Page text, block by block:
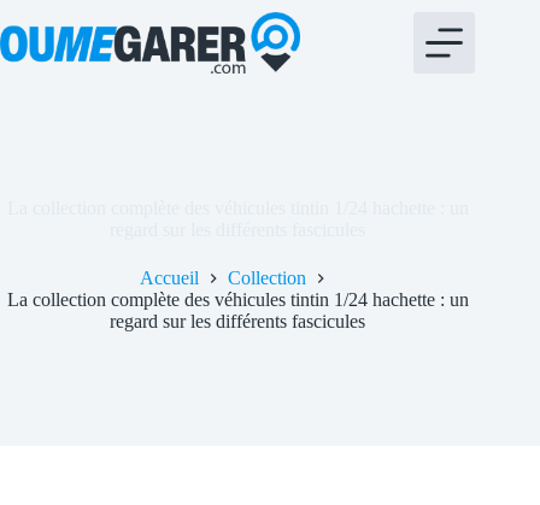
au
contenu
Accueil
Collection
La collection complète des véhicules tintin 1/24 hachette : un
regard sur les différents fascicules